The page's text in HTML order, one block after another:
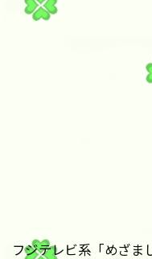
フジテレビ系「めざ